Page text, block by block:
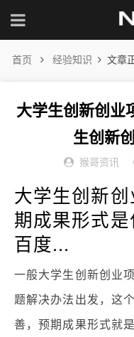
首页 经验知识 文章
大学生创新创业
生创新
猴哥资讯
大学生创新
期成果形式是
百度...
一般大学生创新创业
题解决办法出发，这
善，预期成果形式就